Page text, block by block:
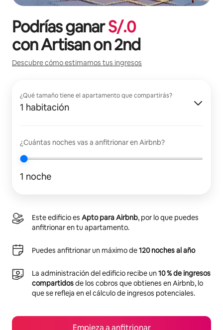
Podrías ganarS/.0
conArtisan on 2nd
Descubre cómo estimamos tus ingresos
¿Qué tamaño tiene el apartamento que compartirás?
1 habitación
¿Cuántas noches vas a anfitrionar en Airbnb?
1 noche
Este edificio es Apto para Airbnb, por lo que puedes
anfitrionar en tu apartamento.
Puedes anfitrionar un máximo de120 noches al año
La administración del edificio recibe un10 % de ingresos
compartidosde los cobros que obtienes en Airbnb, lo
que se refleja en el cálculo de ingresos potenciales.
Empieza a anfitrionar